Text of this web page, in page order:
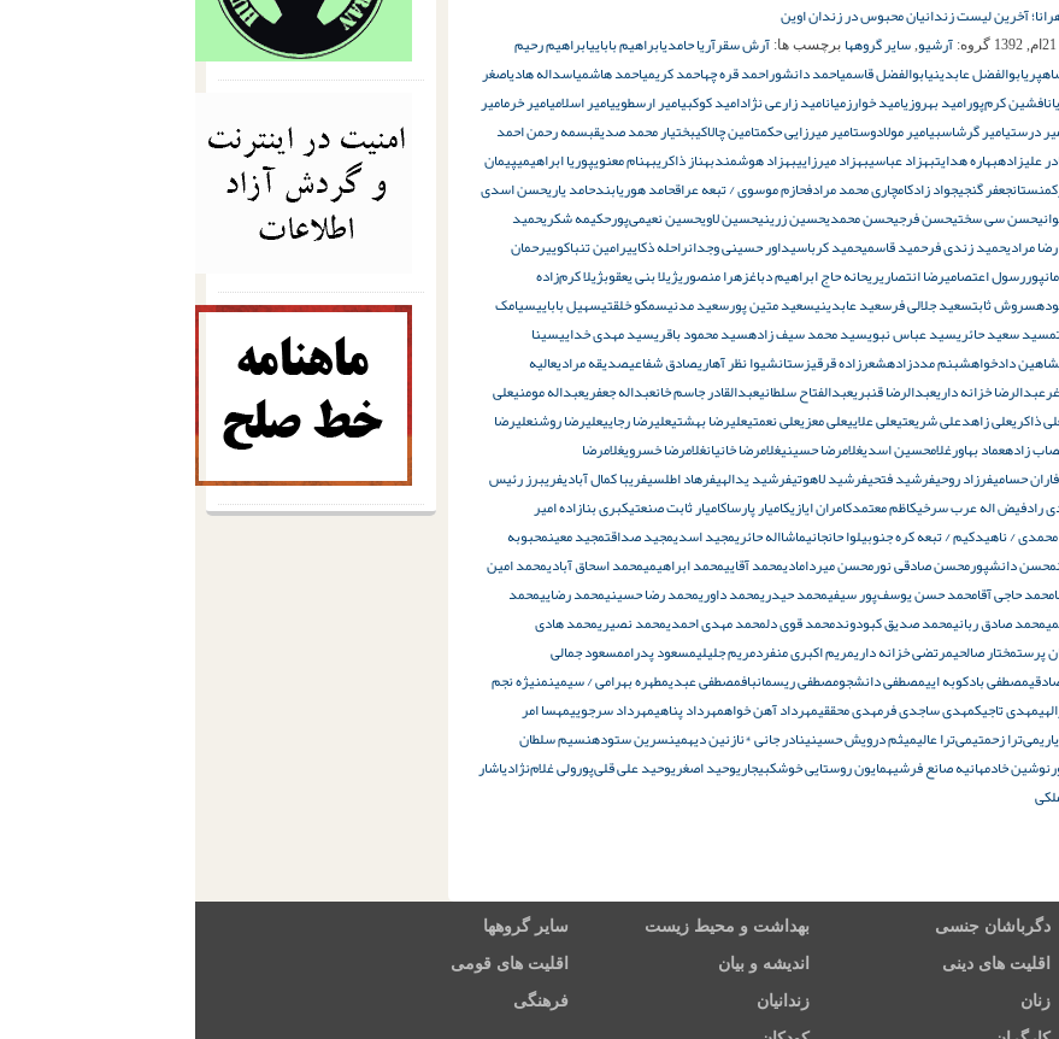
آخرین لیست زندانیان محبوس در زندان اوین
گروه: آرشیو, سایر گروهها برچسب ها: آرش سقرآریا حامدیابراهیم باباییابراهیم رحیم
ابوالفضل عابدینیابوالفضل قاسمیاحمد دانشوراحمد قره چهاحمد کریمیاحمد هاشمیاسداله هادیاصغر
افشین کرم‌پورامید بهروزیامید خوارزمیانامید زارعی نژادامید کوکبیامیر ارسطوییامیر اسلامیامیر خرمامیر
درستیامیر گرشاسبیامیر مولادوستامیر میرزایی حکمتامین چالاکیبختیار محمد صدیقبسمه رحمن احمد
علیزادهبهاره هدایتبهزاد عباسیبهزاد میرزاییبهزاد هوشمندبهناز ذاکریبهنام معنویپوریا ابراهیمیپیمان
جعفر گنجیجواد زادکامچاری محمد مرادفحازم موسوی / تبعه عراقحامد هوریابندحامد یاریحسن اسدی
حسن سی سختیحسن فرجیحسن محمدیحسین زرینیحسین لاویحسین نعیمی‌پورحکیمه شکریحمید
مرادیحمید زندی فرحمید قاسمیحمید کرباسیداور حسینی وجدانراحله ذکاییرامین تنباکوییرحمان
رسول اعتصامیرضا انتصاریریحانه حاج ابراهیم دباغزهرا منصوریژیلا بنی یعقوبژیلا کرم‌زاده
سروش ثابتسعید جلالی فرسعید عابدینیسعید متین پورسعید مدنیسمکو خلقتیسهیل باباییسیامک
سید سعید حائریسید عباس نبویسید محمد سیف زادهسید محمود باقریسید مهدی خداییسینا
شاهین دادخواهشبنم مددزادهشعرزاده قرقیزستانشیوا نظر آهاریصادق شفاعیصدیقه مرادیعالیه
عبدالرضا خزانه داریعبدالرضا قنبریعبدالفتاح سلطانیعبدالقادر جاسم خانعبداله جعفریعبداله مومنیعلی
ذاکریعلی زاهدعلی شریعتیعلی علاییعلی معزیعلی نعمتیعلیرضا بهشتیعلیرضا رجاییعلیرضا روشنعلیرضا
زادهعماد بهاورغلامحسین اسدیغلامرضا حسینیغلامرضا خانیانغلامرضا خسرویغلامرضا
فاران حسامیفرزاد روحیفرشید فتحیفرشید لاهوتیفرشید یدالهیفرهاد اطلسیفریبا کمال آبادیفریبرز رئیس
رادفیض اله عرب سرخیکاظم معتمدکامران ایازیکامیار پارساکامیار ثابت صنعتیکبری بنازاده امیر
/ ناهیدکیم / تبعه کره جنوبیلوا حانجانیماشااله حائریمجید اسدیمجید صداقتمجید معینمحبوبه
محسن دانشپورمحسن صادقی نورمحسن میردامادیمحمد آقاییمحمد ابراهیمیمحمد اسحاق آبادیمحمد امین
محمد حاجی آقامحمد حسن یوسف‌پور سیفیمحمد حیدریمحمد داوریمحمد رضا حسینیمحمد رضاییمحمد
محمد صادق ربانیمحمد صدیق کبودوندمحمد قوی دلمحمد مهدی احمدیمحمد نصیریمحمد هادی
پرستمختار صالحیمرتضی خزانه داریمریم اکبری منفردمریم جلیلیمسعود پدراممسعود جمالی
مصطفی بادکوبه اییمصطفی دانشجومصطفی ریسمانبافمصطفی عبدیمطهره بهرامی / سیمینمنیژه نجم
مهدی تاجیکمهدی ساجدی فرمهدی محققیمهرداد آهن خواهمهرداد پناهیمهرداد سرجوییمهسا امر
می‌ترا زحمتیمی‌ترا عالیمیثم درویش حسینینادر جانی *نازنین دیهمینسرین ستودهنسیم سلطان
نوشین خادمهانیه صانع فرشیهمایون روستایی خوشکبیجاریوحید اصغریوحید علی قلی‌پورولی غلام‌نژادیاشار
دگرباشان جنسی بهداشت و محیط زیست سایر گروهها
اقلیت های دینی اندیشه و بیان اقلیت های قومی
زنان زندانیان فرهنگی